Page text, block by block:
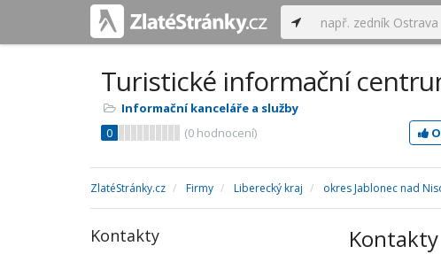
Turistické informační
Informační kanceláře a služby
0
(0 hodnocení)
ZlatéStránky.cz Firmy Liberecký kraj okres Jablonec nad
Kontakty
Kontakty